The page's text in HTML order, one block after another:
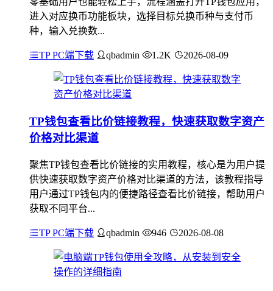
进入对应换币功能板块，选择目标兑换币种与支付币
种，输入兑换数...
TP PC端下载 qbadmin 1.2K 2026-08-09
TP钱包查看比价链接教程，快速获取数字资产
价格对比渠道
聚焦TP钱包查看比价链接的实用教程，核心是为用户提
供快速获取数字资产价格对比渠道的方法，该教程指导
用户通过TP钱包内的便捷路径查看比价链接，帮助用户
获取不同平台...
TP PC端下载 qbadmin 946 2026-08-08